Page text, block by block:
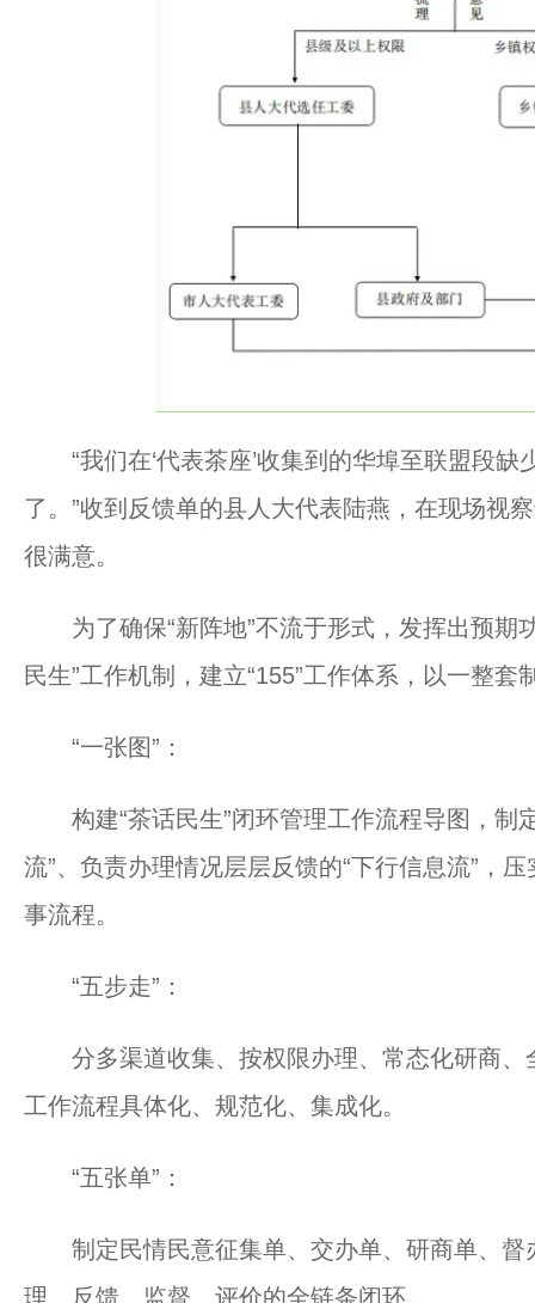
“我们在‘代表茶座’收集到的华埠至联盟段缺
了。”收到反馈单的县人大代表陆燕，在现场视
很满意。
为了确保“新阵地”不流于形式，发挥出预期
民生”工作机制，建立“155”工作体系，以一整
“一张图”：
构建“茶话民生”闭环管理工作流程导图，制
流”、负责办理情况层层反馈的“下行信息流”，
事流程。
“五步走”：
分多渠道收集、按权限办理、常态化研商、
工作流程具体化、规范化、集成化。
“五张单”：
制定民情民意征集单、交办单、研商单、督
理、反馈、监督、评价的全链条闭环。